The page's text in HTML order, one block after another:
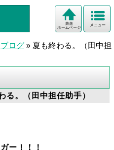
メニュー
東進
ホームページ
ブログ » 夏も終わる。（田中担
。（田中担任助手）
ー！！！